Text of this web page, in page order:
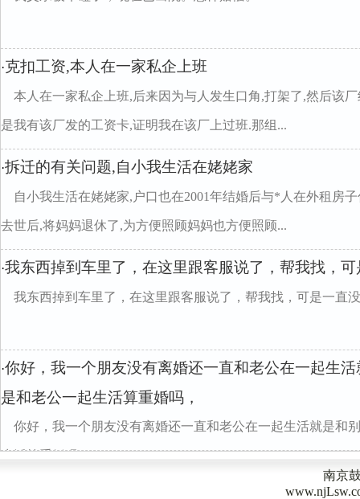
·克扣工资,本人在一家私企上班
本人在一家私企上班,后来因为与人发生口角,打架了,然后该
是我有该厂发的工资卡,证明我在该厂上过班.那组...
·拆迁的有关问题,自小我生活在姥姥家
自小我生活在姥姥家,户口也在2001年结婚后与*人在外租房
去世后,将妈妈退休了,为方便照顾妈妈也方便照顾...
·我东西掉到车里了，在这里跟客服说了，帮我找，
我东西掉到车里了，在这里跟客服说了，帮我找，可是一直
·你好，我一个朋友没有离婚还一直和老公在一起生
是和老公一起生活算重婚吗，
你好，我一个朋友没有离婚还一直和老公在一起生活就是和
生活算重婚吗，
南京